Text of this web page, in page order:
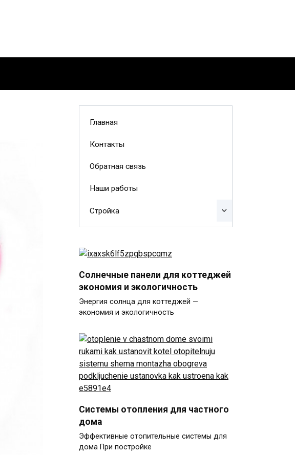
Главная
Контакты
Обратная связь
Наши работы
Стройка
Солнечные панели для коттеджей
экономия и экологичность
Энергия солнца для коттеджей —
экономия и экологичность
Системы отопления для частного
дома
Эффективные отопительные системы для
дома При постройке